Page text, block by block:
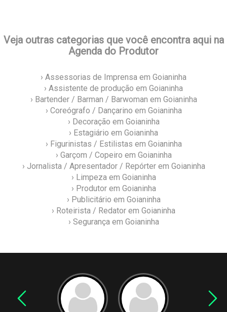
Veja outras categorias que você encontra aqui na
Agenda do Produtor
› Assessorias de Imprensa em Goianinha
› Assistente de produção em Goianinha
› Bartender / Barman / Barwoman em Goianinha
› Coreógrafo / Dançarino em Goianinha
› Decoração em Goianinha
› Estagiário em Goianinha
› Figurinistas / Estilistas em Goianinha
› Garçom / Copeiro em Goianinha
› Jornalista / Apresentador / Repórter em Goianinha
› Limpeza em Goianinha
› Produtor em Goianinha
› Publicitário em Goianinha
› Roteirista / Redator em Goianinha
› Segurança em Goianinha